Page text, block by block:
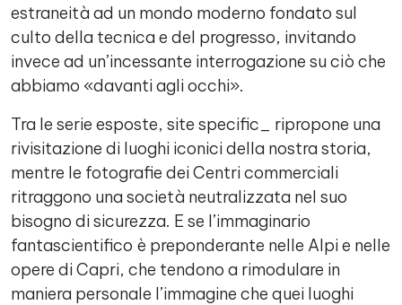
estraneità ad un mondo moderno fondato sul
culto della tecnica e del progresso, invitando
invece ad un’incessante interrogazione su ciò che
abbiamo «davanti agli occhi».
Tra le serie esposte, site specific_ ripropone una
rivisitazione di luoghi iconici della nostra storia,
mentre le fotografie dei Centri commerciali
ritraggono una società neutralizzata nel suo
bisogno di sicurezza. E se l’immaginario
fantascientifico è preponderante nelle Alpi e nelle
opere di Capri, che tendono a rimodulare in
maniera personale l’immagine che quei luoghi